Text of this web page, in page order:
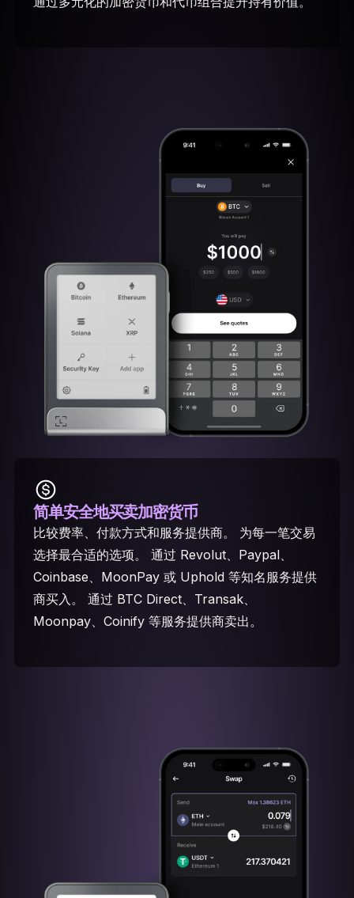
简单安全地买卖加密货币
比较费率、付款方式和服务提供商。 为每一笔交易
选择最合适的选项。 通过 Revolut、Paypal、
Coinbase、MoonPay 或 Uphold 等知名服务提供
商买入。 通过 BTC Direct、Transak、
Moonpay、Coinify 等服务提供商卖出。